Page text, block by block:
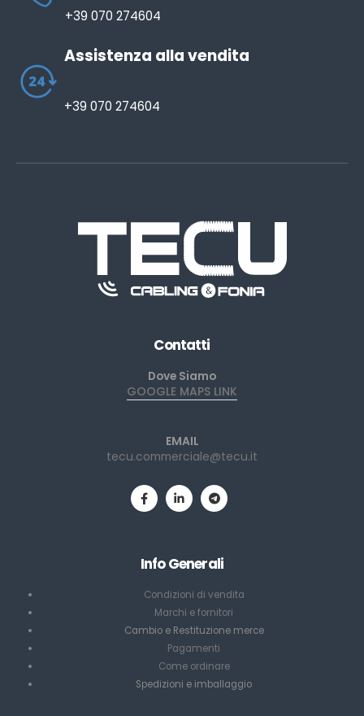
+39 070 274604
Assistenza alla vendita
+39 070 274604
Contatti
Dove Siamo
GOOGLE MAPS LINK
EMAIL
tecu.commerciale@tecu.it
Info Generali
Condizioni di vendita
Marchi e fornitori
Cambio e Restituzione merce
Pagamenti
Come ordinare
Spedizioni e imballaggio